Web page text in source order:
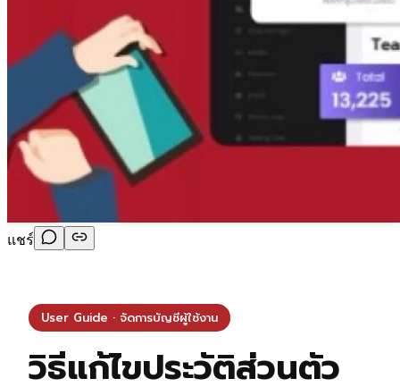
แชร์
User Guide · จัดการบัญชีผู้ใช้งาน
วิธีแก้ไขประวัติส่วนตัว